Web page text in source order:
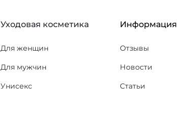
Уходовая косметика
Для женщин
Для мужчин
Унисекс
Информация
Отзывы
Новости
Статьи